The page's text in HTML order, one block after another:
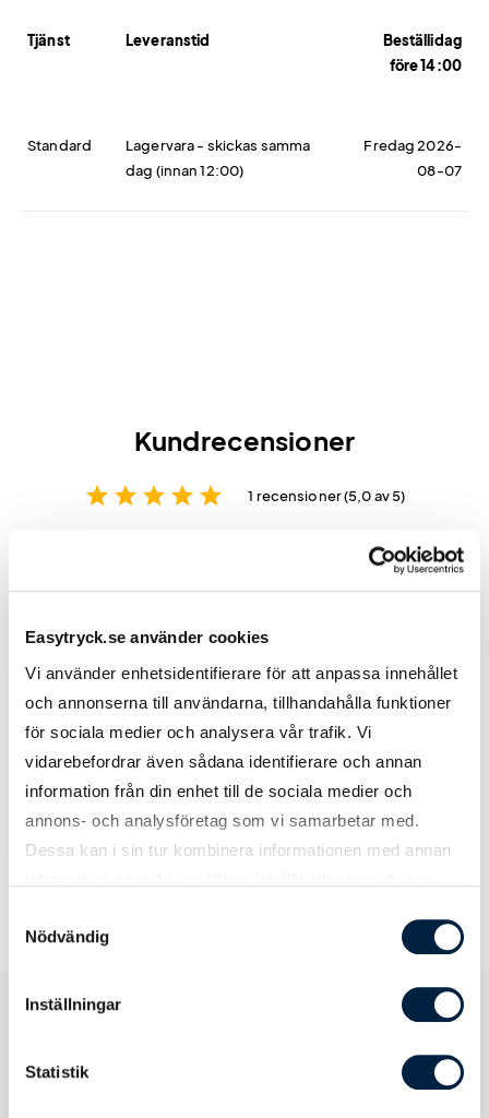
Easytryck.se använder cookies
Vi använder enhetsidentifierare för att anpassa innehållet
och annonserna till användarna, tillhandahålla funktioner
för sociala medier och analysera vår trafik. Vi
vidarebefordrar även sådana identifierare och annan
information från din enhet till de sociala medier och
annons- och analysföretag som vi samarbetar med.
Dessa kan i sin tur kombinera informationen med annan
Nödvändig
Inställningar
Statistik
Tjänst Leveranstid
Beställidag
före 14:00
Standard
Lagervara - skickas samma
dag (innan 12:00)
Fredag 2026-
08-07
Kundrecensioner
star star star star star 1 recensioner (5,0 av 5)
Skriv en recension
starstarstar starstar
Simone E.
Otroligt serviceminded. Jag hade ett brådskande
ärende som säljaren Easytryck löste exeptionellt bra.